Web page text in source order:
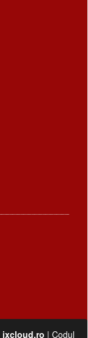
ixcloud.ro | Codul